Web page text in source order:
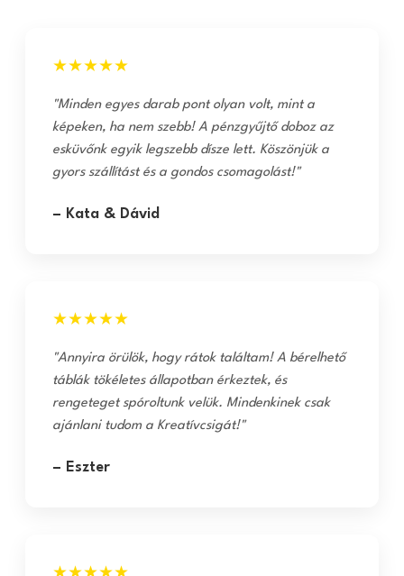
★★★★★
"Minden egyes darab pont olyan volt, mint a
képeken, ha nem szebb! A pénzgyűjtő doboz az
esküvőnk egyik legszebb dísze lett. Köszönjük a
gyors szállítást és a gondos csomagolást!"
– Kata & Dávid
★★★★★
"Annyira örülök, hogy rátok találtam! A bérelhető
táblák tökéletes állapotban érkeztek, és
rengeteget spóroltunk velük. Mindenkinek csak
ajánlani tudom a Kreatívcsigát!"
– Eszter